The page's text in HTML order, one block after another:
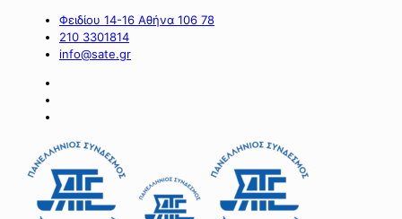
Φειδίου 14-16 Αθήνα 106 78
210 3301814
info@sate.gr